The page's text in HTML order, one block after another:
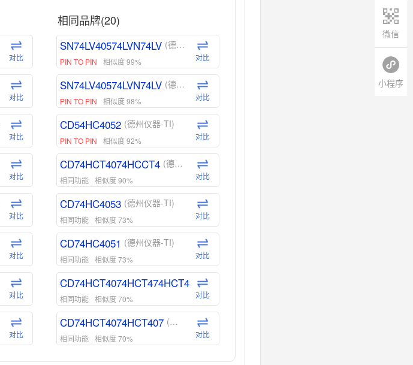
对比
对比
对比
对比
对比
对比
对比
对比
相同品牌(20)
SN74LV40574LVN74LV (德州仪器-TI)
PIN TO PIN 相似度 99% 对比
SN74LV40574LVN74LV (德州仪器-TI)
PIN TO PIN 相似度 98% 对比
CD54HC4052 (德州仪器-TI)
PIN TO PIN 相似度 92% 对比
CD74HCT4074HCCT4 (德州仪器-TI)
相同功能 相似度 90% 对比
CD74HC4053 (德州仪器-TI)
相同功能 相似度 73% 对比
CD74HC4051 (德州仪器-TI)
相同功能 相似度 73% 对比
CD74HCT4074HCT474HCT4 (德州仪器-TI)
相同功能 相似度 70% 对比
CD74HCT4074HCT407 (德州仪器-TI)
相同功能 相似度 70% 对比
CD74HCT4D74HDCT40 (德州仪器-TI)
微信
小程序